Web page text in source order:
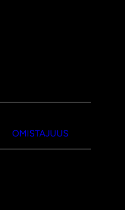
OMISTAJUUS